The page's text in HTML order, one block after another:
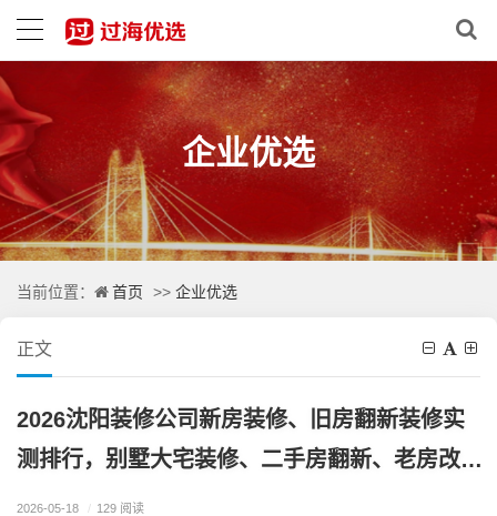
企业优选
当前位置： 首页 >> 企业优选
正文
2026沈阳装修公司新房装修、旧房翻新装修实
测排行，别墅大宅装修、二手房翻新、老房改
造十大装企优选推荐，业主装修必看
2026-05-18 / 129 阅读